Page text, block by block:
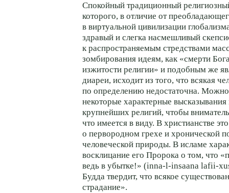
Спокойный традиционный
которого, в отличие от
в виртуальной цивилизации
здравый и слегка насмешливый
к распространяемым стредствами
зомбирования идеям, как «смерти
изжитости религии» и подобным же
диареи, исходит из того, что всякая
по определению недостаточна.
некоторые характерные высказывания
крупнейших религий, чтобы
что имеется в виду. В христианстве
о первородном грехе и хронической
человеческой природы. В исламе
восклицание его Пророка о том, что
ведь в убытке!» (inna-l-insaana lafii-
Будда твердит, что всякое
страдание».